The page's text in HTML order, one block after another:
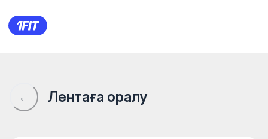
Осталось всего 3 дня . Год
← Лентаға оралу